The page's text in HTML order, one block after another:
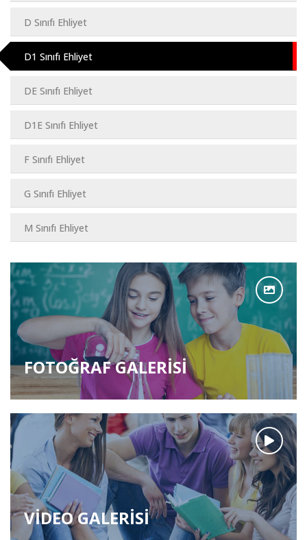
D Sınıfı Ehliyet
D1 Sınıfı Ehliyet
DE Sınıfı Ehliyet
D1E Sınıfı Ehliyet
F Sınıfı Ehliyet
G Sınıfı Ehliyet
M Sınıfı Ehliyet
FOTOĞRAF GALERİSİ
VİDEO GALERİSİ